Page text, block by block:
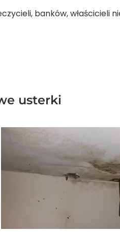
banków, właścicieli
usterki